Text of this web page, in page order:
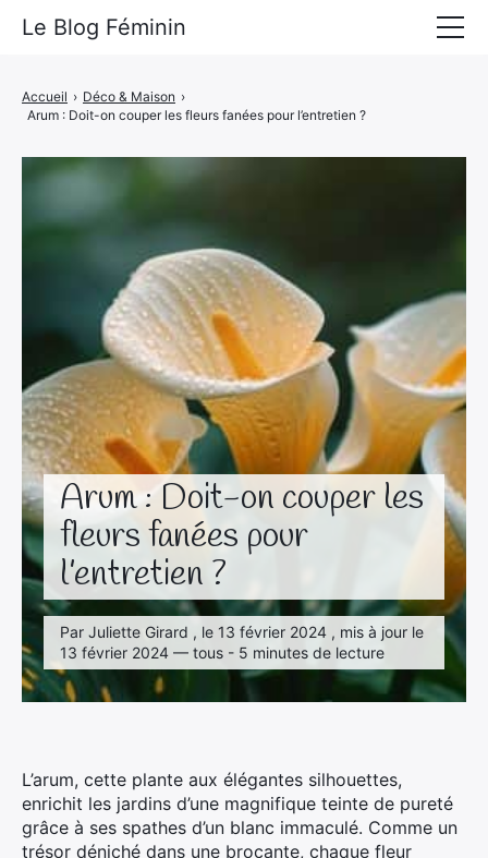
Arum : Doit-on couper les
fleurs fanées pour
l’entretien ?
Par Juliette Girard , le 13 février 2024 , mis à jour le
13 février 2024 — tous - 5 minutes de lecture
Accueil › Déco & Maison ›
Arum : Doit-on couper les fleurs fanées pour l’entretien ?
L’arum, cette plante aux élégantes silhouettes,
enrichit les jardins d’une magnifique teinte de pureté
grâce à ses spathes d’un blanc immaculé. Comme un
trésor déniché dans une brocante, chaque fleur
Le Blog Féminin
Alimentation
Mode
Beauté
Déco & Maison
Amour